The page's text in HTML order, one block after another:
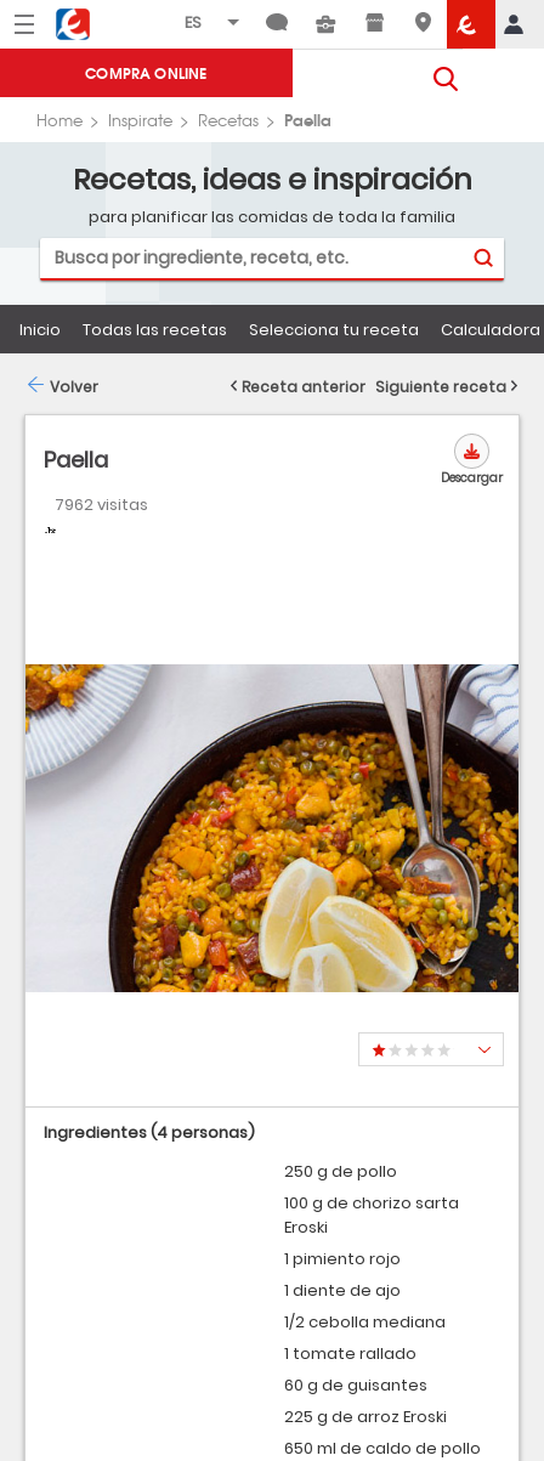
Menú Eroski
COMPRA ONLINE
Home Inspirate Recetas Paella
Recetas, ideas e inspiración
para planificar las comidas de toda la familia
Inicio Todas las recetas Selecciona tu receta
Paella
7962 visitas
Dificultad
Tiempo
Descargar
Ingredientes(4 personas)
250 g de pollo
100 g de chorizo sarta
Eroski
1 pimiento rojo
1 diente de ajo
1/2 cebolla mediana
1 tomate rallado
60 g de guisantes
225 g de arroz Eroski
650 ml de caldo de pollo
Volver Receta anterior Siguiente receta